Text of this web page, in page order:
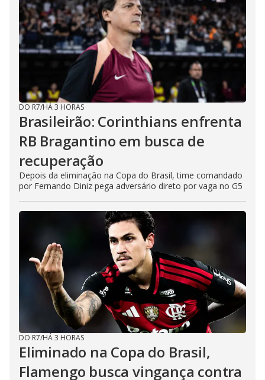
DO R7/HÁ 3 HORAS
Brasileirão: Corinthians enfrenta
RB Bragantino em busca de
recuperação
Depois da eliminação na Copa do Brasil, time comandado
por Fernando Diniz pega adversário direto por vaga no G5
DO R7/HÁ 3 HORAS
Eliminado na Copa do Brasil,
Flamengo busca vingança contra